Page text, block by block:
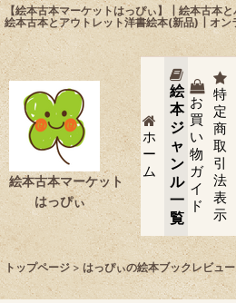
【絵本古本マーケットはっぴぃ】┃絵本古本
絵本古本とアウトレット洋書絵本(新品)┃オン
絵本古本マーケット
はっぴぃ
ホ
ー
ム
絵
本
ジ
ャ
ン
ル
一
覧
お
買
い
物
ガ
イ
ド
特
定
商
取
引
法
表
示
トップページ > はっぴぃの絵本ブックレビュー